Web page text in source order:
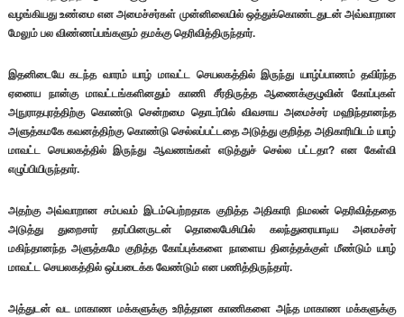
வழங்கியது உண்மை என அமைச்சர்கள் முன்னிலையில் ஒத்துக்கொண்டதுடன் அவ்வாறான
மேலும் பல விண்ணப்பங்களும் தமக்கு தெரிவித்திருந்தார்.
இதனிடையே கடந்த வாரம் யாழ் மாவட்ட செயலகத்தில் இருந்து யாழ்ப்பாணம் தவிர்ந்த
ஏனைய நான்கு மாவட்டங்களினதும் காணி சீர்திருத்த ஆணைக்குழுவின் கோப்புகள்
அநுராதபுரத்திற்கு கொண்டு சென்றமை தொடர்பில் விவசாய அமைச்சர் மஹிந்தானந்த
அளுத்கமகே கவனத்திற்கு கொண்டு செல்லப்பட்டதை அடுத்து குறித்த அதிகாரியிடம் யாழ்
மாவட்ட செயலகத்தில் இருந்து ஆவணங்கள் எடுத்துச் செல்ல பட்டதா? என கேள்வி
எழுப்பியிருந்தார்.
அதற்கு அவ்வாறான சம்பவம் இடம்பெற்றதாக குறித்த அதிகாரி நிமலன் தெரிவித்ததை
அடுத்து துறைசார் தரப்பினருடன் தொலைபேசியில் கலந்துரையாடிய அமைச்சர்
மகிந்தானந்த அளுத்கமே குறித்த கோப்புக்களை நாளைய தினத்தக்குள் மீண்டும் யாழ்
மாவட்ட செயலகத்தில் ஒப்படைக்க வேண்டும் என பணித்திருந்தார்.
அத்துடன் வட மாகாண மக்களுக்கு உரித்தான காணிகளை அந்த மாகாண மக்களுக்கு